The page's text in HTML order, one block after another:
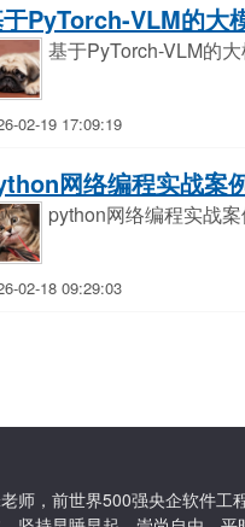
PyTorch-VLM的大
基于PyTorch-VLM的
02-19 17:09:19
网络编程实战案
python网络编程实战
02-18 09:29:03
师，前世界500强央企软件工